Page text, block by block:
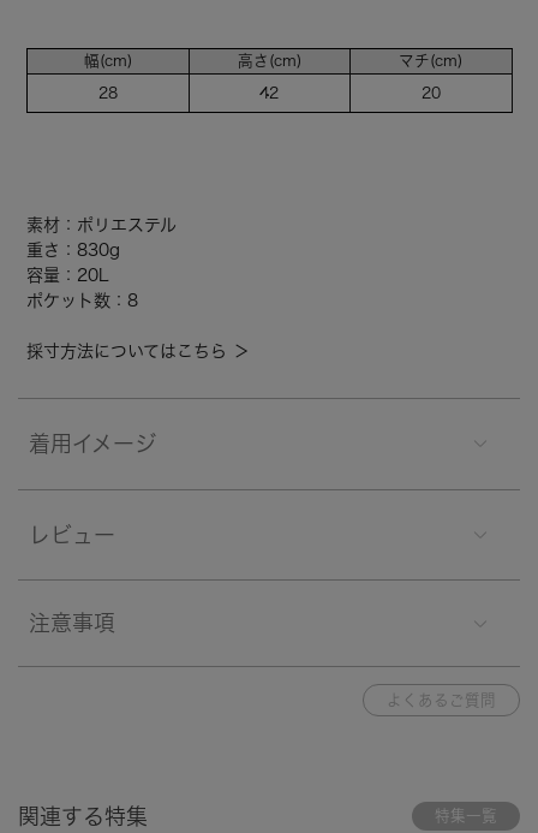
幅(cm)
28
高さ(cm)
42
マチ(cm)
20
素材：ポリエステル
重さ：830g
容量：20L
ポケット数：8
採寸方法についてはこちら ＞
着用イメージ
レビュー
注意事項
よくあるご質問
関連する特集 特集一覧